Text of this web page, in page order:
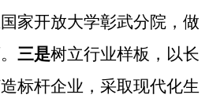
家开放大学彰武分院，做
三是树立行业样板，以长
标杆企业，采取现代化生